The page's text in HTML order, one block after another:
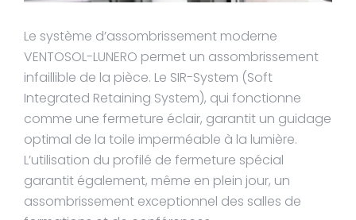
Le système d’assombrissement moderne
VENTOSOL-LUNERO permet un assombrissement
infaillible de la pièce. Le SIR-System (Soft
Integrated Retaining System), qui fonctionne
comme une fermeture éclair, garantit un guidage
optimal de la toile imperméable à la lumière.
L’utilisation du profilé de fermeture spécial
garantit également, même en plein jour, un
assombrissement exceptionnel des salles de